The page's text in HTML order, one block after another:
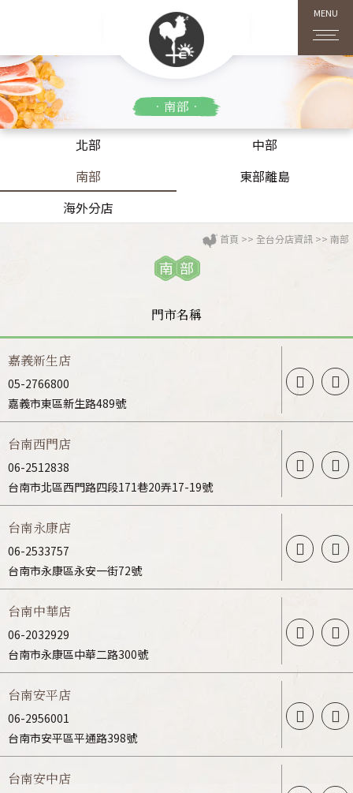
MENU
．南部．
北部
中部
南部
東部離島
海外分店
首頁 >> 全台分店資訊 >> 南部
南部
門市名稱
嘉義新生店
05-2766800
嘉義市東區新生路489號
台南西門店
06-2512838
台南市北區西門路四段171巷20弄17-19號
台南永康店
06-2533757
台南市永康區永安一街72號
台南中華店
06-2032929
台南市永康區中華二路300號
台南安平店
06-2956001
台南市安平區平通路398號
台南安中店